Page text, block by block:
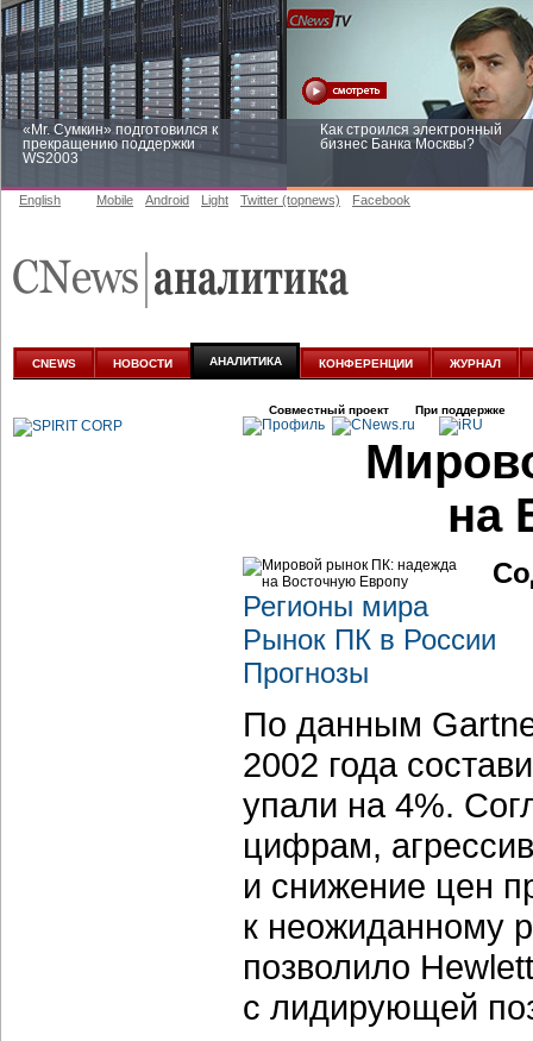
«Mr. Сумкин» подготовился к
прекращению поддержки
WS2003
Как строился электронный
бизнес Банка Москвы?
аналитике
English Mobile Android Light Twitter (topnews) Facebook
CNEWS НОВОСТИ АНАЛИТИКА КОНФЕРЕНЦИИ ЖУРНАЛ
Совместный проект При поддержке
на
Регионы мира
Рынок ПК в России
Прогнозы
По данным
2002 года
упали на 4%.
цифрам,
и снижение цен
к неожиданному
позволило
с лидирующей